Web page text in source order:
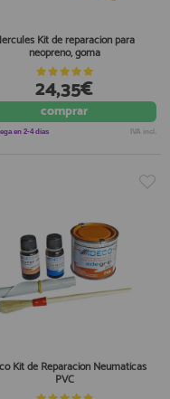
Kit de reparacion para
neopreno, goma
24,35€
comprar
en 2-4 días IVA incl.
Kit de Reparacion Neumaticas
PVC